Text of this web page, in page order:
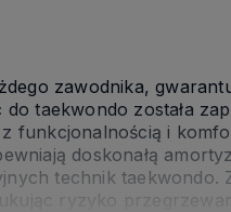
zawodnika,
taekwondo została
funkcjonalnością i
doskonałą
technik taekwondo.
ryzyko